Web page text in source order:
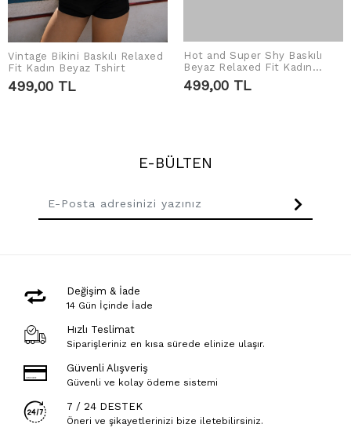
SEPETE EKLE
Vintage Bikini Baskılı Relaxed
Fit Kadın Beyaz Tshirt
499,00 TL
SEPETE EKLE
Hot and Super Shy Baskılı
Beyaz Relaxed Fit Kadın
Tshirt
499,00 TL
E-BÜLTEN
Değişim & İade
14 Gün İçinde İade
Hızlı Teslimat
Siparişleriniz en kısa sürede elinize ulaşır.
Güvenli Alışveriş
Güvenli ve kolay ödeme sistemi
7 / 24 DESTEK
Öneri ve şikayetlerinizi bize iletebilirsiniz.